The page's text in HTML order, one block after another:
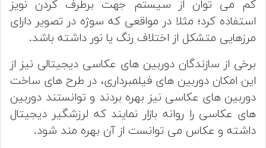
کم می توان از سیستم جهت برطرف کردن نویز
استفاده کرد؛ مثلا در مواقعی که سوژه در تصویر دارای
مرزهایی متشکل از اختلاف رنگ یا نور داشته باشد.
برخی از سازندگان دوربین های عکاسی دیجیتالی نیز از
این امکان دوربین های فیلمبرداری، در طرح های ساخت
دوربین های عکاسی نیز بهره بردند و توانستند دوربین
های عکاسی را روانه بازار نمایند که لرزشگیر دیجیتال
داشته و عکاس می توانست از آن بهره مند شود.